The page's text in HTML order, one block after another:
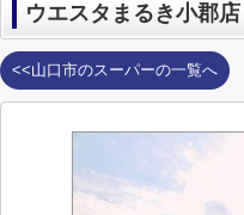
ウエスタまるき小郡店
<<山口市のスーパーの一覧へ